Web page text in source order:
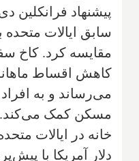
پیشنهاد فرانکلین
مقایسه کرد. کاخ
کاهش اقساط
می‌رساند و به افراد
مسکن کمک می‌کند.